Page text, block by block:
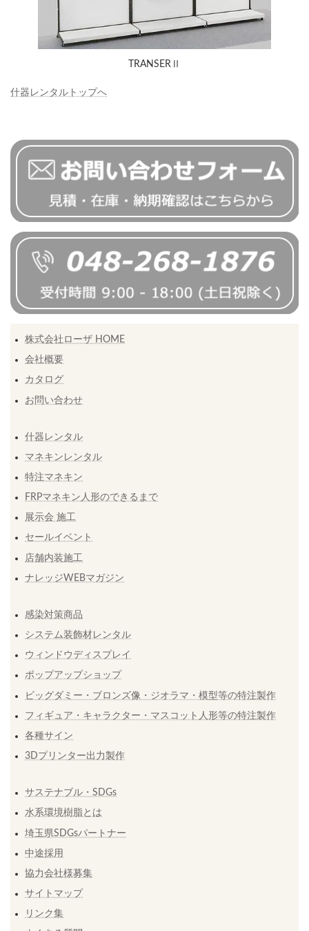
TRANSERⅡ
什器レンタルトップへ
株式会社ローザ HOME
会社概要
カタログ
お問い合わせ
什器レンタル
マネキンレンタル
特注マネキン
FRPマネキン人形のできるまで
展示会 施工
セールイベント
店舗内装施工
ナレッジWEBマガジン
感染対策商品
システム装飾材レンタル
ウィンドウディスプレイ
ポップアップショップ
ビッグダミー・ブロンズ像・ジオラマ・模型等の特注製作
フィギュア・キャラクター・マスコット人形等の特注製作
各種サイン
3Dプリンター出力製作
サステナブル・SDGs
水系環境樹脂とは
埼玉県SDGsパートナー
中途採用
協力会社様募集
サイトマップ
リンク集